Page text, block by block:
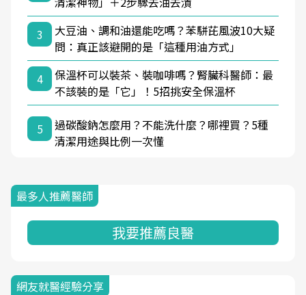
3
大豆油、調和油還能吃嗎？苯駢芘風波10大疑
問：真正該避開的是「這種用油方式」
4
保溫杯可以裝茶、裝咖啡嗎？腎臟科醫師：最
不該裝的是「它」！5招挑安全保溫杯
5
過碳酸鈉怎麼用？不能洗什麼？哪裡買？5種
清潔用途與比例一次懂
最多人推薦醫師
我要推薦良醫
網友就醫經驗分享